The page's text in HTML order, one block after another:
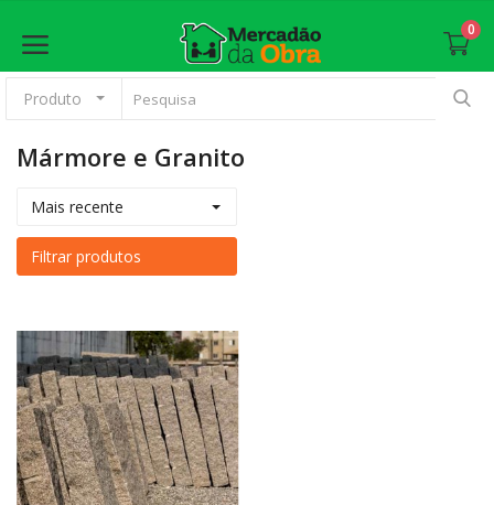
0
Produto
Anunciar
Principal
Materiais Básicos
Revestimento
Esquadrias
Pintura
Mármore e Granito
Mais recente
Filtrar produtos